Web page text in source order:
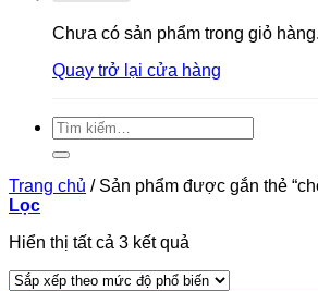
Chưa có sản phẩm trong giỏ hàng.
Quay trở lại cửa hàng
Tìm
kiếm:
Trang chủ /Sản phẩm được gắn thẻ
Lọc
Hiển thị tất cả 3 kết quả
xếp